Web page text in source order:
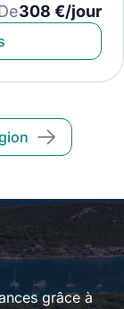
308 €/jour
grâce à